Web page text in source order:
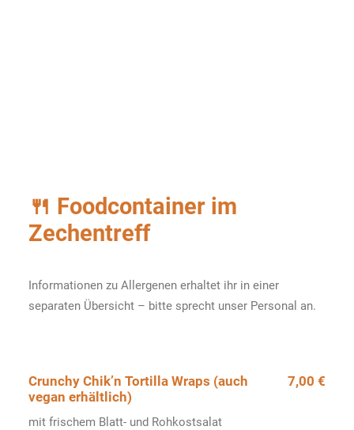
🍴 Foodcontainer im
Zechentreff
Informationen zu Allergenen erhaltet ihr in einer
separaten Übersicht – bitte sprecht unser Personal an.
Crunchy Chik’n Tortilla Wraps (auch
vegan erhältlich)
7,00 €
mit frischem Blatt- und Rohkostsalat